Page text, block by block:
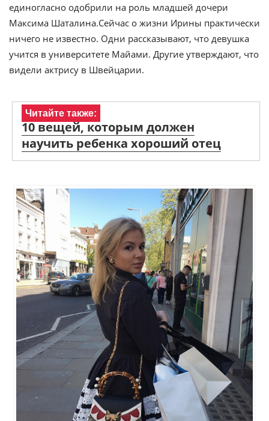
единогласно одобрили на роль младшей дочери
Максима Шаталина.Сейчас о жизни Ирины практически
ничего не известно. Одни рассказывают, что девушка
учится в университете Майами. Другие утверждают, что
видели актрису в Швейцарии.
Читайте также:
10 вещей, которым должен
научить ребенка хороший отец